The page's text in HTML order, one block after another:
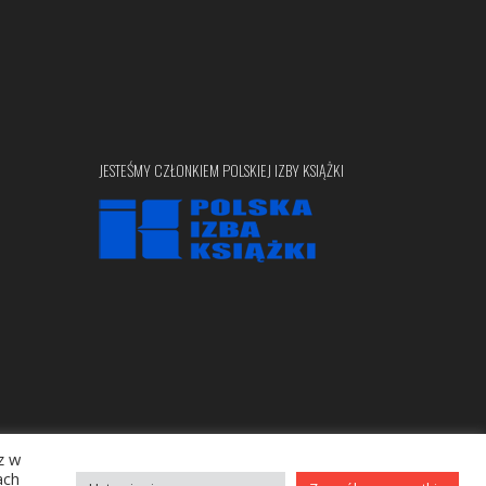
JESTEŚMY CZŁONKIEM POLSKIEJ IZBY KSIĄŻKI
Copyright © 2020 bellona.pl
w